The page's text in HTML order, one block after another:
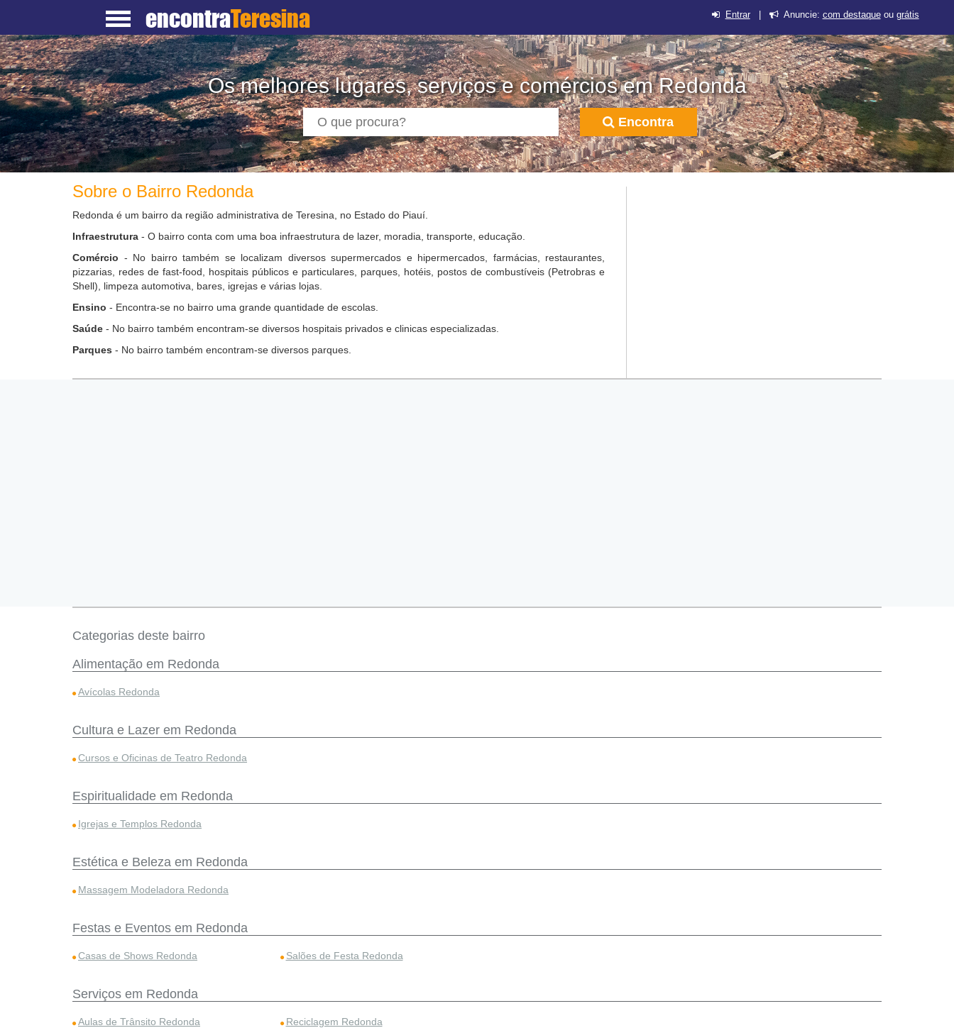
encontraTeresina Entrar| Anuncie: com destaqueou grátis
Os melhores lugares, serviços e comércios em Redonda
Encontra
Sobre o Bairro Redonda
Redonda é um bairro da região administrativa de Teresina, no Estado do Piauí.
Infraestrutura - O bairro conta com uma boa infraestrutura de lazer, moradia, transporte, educação.
Comércio - No bairro também se localizam diversos supermercados e hipermercados, farmácias, restaurantes,
pizzarias, redes de fast-food, hospitais públicos e particulares, parques, hotéis, postos de combustíveis (Petrobras e
Shell), limpeza automotiva, bares, igrejas e várias lojas.
Ensino - Encontra-se no bairro uma grande quantidade de escolas.
Saúde - No bairro também encontram-se diversos hospitais privados e clinicas especializadas.
Parques - No bairro também encontram-se diversos parques.
Categorias deste bairro
Alimentação em Redonda
Avícolas Redonda
Cultura e Lazer em Redonda
Cursos e Oficinas de Teatro Redonda
Espiritualidade em Redonda
Igrejas e Templos Redonda
Estética e Beleza em Redonda
Massagem Modeladora Redonda
Festas e Eventos em Redonda
Casas de Shows Redonda Salões de Festa Redonda
Serviços em Redonda
Aulas de Trânsito Redonda Reciclagem Redonda